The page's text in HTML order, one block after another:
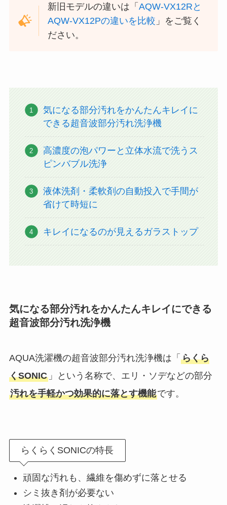
新旧モデルの違いは「AQW-VX12Rと
AQW-VX12Pの違いを比較 」をご覧く
ださい。
気になる部分汚れをかんたんキレイに
できる超音波部分汚れ洗浄機
高濃度の泡パワーと立体水流で洗うス
ピンバブル洗浄
液体洗剤・柔軟剤の自動投入で手間が
省けて時短に
キレイになるのが見えるガラストップ
気になる部分汚れをかんたんキレイにできる
超音波部分汚れ洗浄機
AQUA洗濯機の超音波部分汚れ洗浄機は「 らくら
くSONIC」という名称で、エリ・ソデなどの部分
汚れを手軽かつ効果的に落とす機能です。
らくらくSONICの特長
頑固な汚れも、繊維を傷めずに落とせる
シミ抜き剤が必要ない